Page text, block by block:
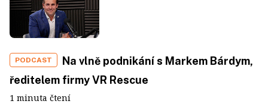
PODCAST
Na vlně podnikání s Markem Bárdym,
ředitelem firmy VR Rescue
1 minuta čtení